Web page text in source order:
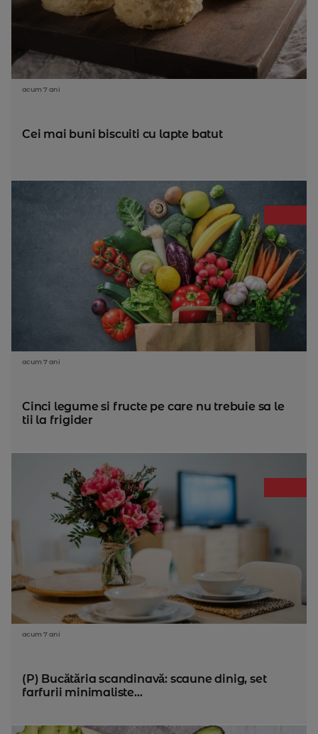
acum 7 ani
Cei mai buni biscuiti cu lapte batut
acum 7 ani
Cinci legume si fructe pe care nu trebuie sa le
tii la frigider
acum 7 ani
(P) Bucătăria scandinavă: scaune dinig, set
farfurii minimaliste...